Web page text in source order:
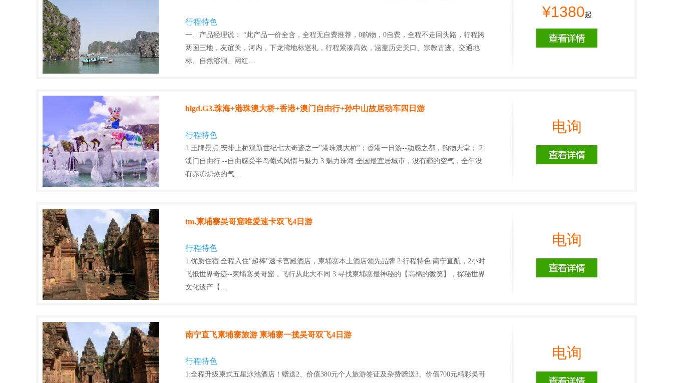
行程特色
一、产品经理说： “此产品一价全含，全程无自费推荐，0购物，0自费，全程不走回头路，行程跨
两国三地，友谊关，河内，下龙湾地标巡礼，行程紧凑高效，涵盖历史关口、宗教古迹、交通地
标、自然溶洞、网红…
¥1380起
hlgd.G3.珠海+港珠澳大桥+香港+澳门自由行+孙中山故居动车四日游
行程特色
1.王牌景点:安排上桥观新世纪七大奇迹之一"港珠澳大桥"；香港一日游--动感之都，购物天堂； 2.
澳门自由行:--自由感受半岛葡式风情与魅力 3.魅力珠海:全国最宜居城市，没有霾的空气，全年没
有赤冻炽热的气…
电询
tm.柬埔寨吴哥窟唯爱速卡双飞4日游
行程特色
1.优质住宿:全程入住"超棒"速卡宫殿酒店，柬埔寨本土酒店领先品牌 2.行程特色:南宁直航，2小时
飞抵世界奇迹--柬埔寨吴哥窟，飞行从此大不同 3.寻找柬埔寨最神秘的【高棉的微笑】，探秘世界
文化遗产【…
电询
南宁直飞柬埔寨旅游 柬埔寨一揽吴哥双飞4日游
行程特色
1:全程升级柬式五星泳池酒店！赠送2、价值380元个人旅游签证及杂费赠送3、价值700元精彩吴哥
电询